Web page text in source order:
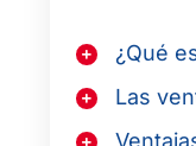
¿Qué
Las